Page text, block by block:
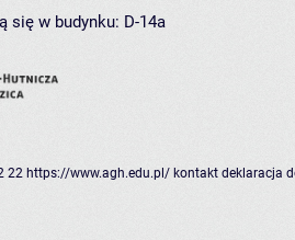
się w budynku: D-14a
22 https://www.agh.edu.pl/ kontakt deklaracja